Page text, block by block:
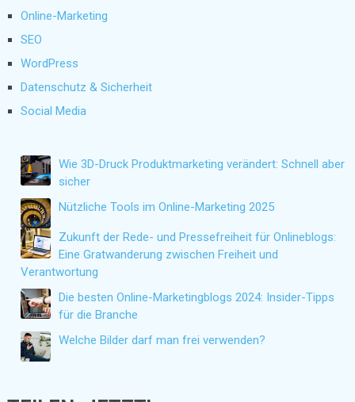
Online-Marketing
SEO
WordPress
Datenschutz & Sicherheit
Social Media
Wie 3D-Druck Produktmarketing verändert: Schnell aber
sicher
Nützliche Tools im Online-Marketing 2025
Zukunft der Rede- und Pressefreiheit für Onlineblogs:
Eine Gratwanderung zwischen Freiheit und
Verantwortung
Die besten Online-Marketingblogs 2024: Insider-Tipps
für die Branche
Welche Bilder darf man frei verwenden?